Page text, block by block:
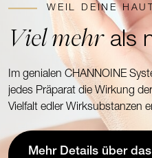
WEIL DEINE
Viel mehrals
Im genialen CHANNOINE
jedes Präparat die Wirkung
Vielfalt edler Wirksubstanzen
CHANNOINE-Systempflege-
worauf es dabei ankommt!
Mehr Details über